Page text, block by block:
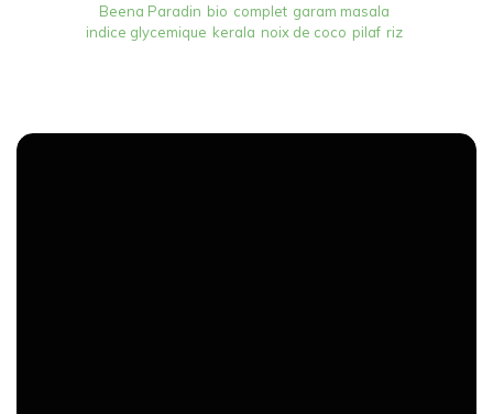
Beena Paradin bio complet garam masala
indice glycemique kerala noix de coco pilaf riz